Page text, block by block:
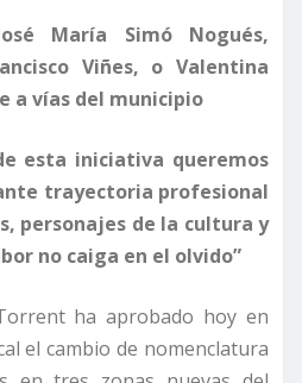
María Simó Nogués,
Viñes, o Valentina
a vías del municipio
esta iniciativa queremos
trayectoria profesional
personajes de la cultura y
no caiga en el olvido”
ha aprobado hoy en
el cambio de nomenclatura